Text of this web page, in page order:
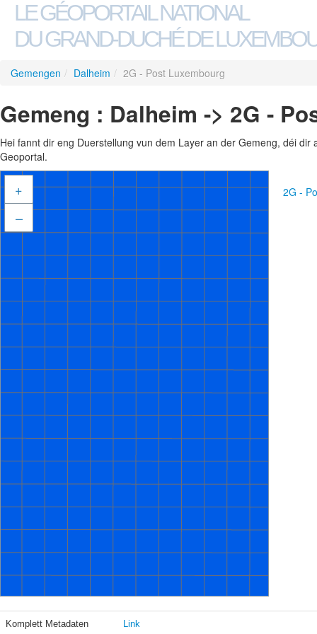
LE GÉOPORTAIL NATIONAL
DU GRAND-DUCHÉ DE
Gemengen / Dalheim / 2G - Post Luxembourg
Gemeng : Dalheim -> 2G -
Hei fannt dir eng Duerstellung vun dem Layer an der Gemeng, déi
Geoportal.
+
–
2G -
Komplett Metadaten Link